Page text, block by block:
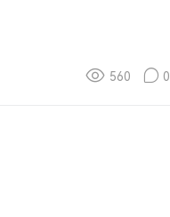
560 0